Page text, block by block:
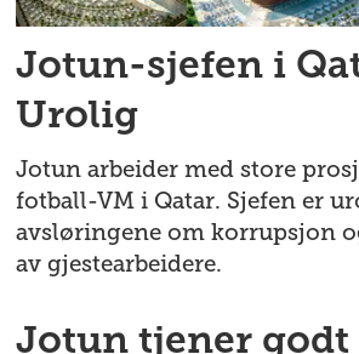
Jotun-sjefen i
Urolig
Jotun arbeider med store
fotball-VM i Qatar. Sjefen er
avsløringene om korrupsjon
av gjestearbeidere.
Jotun tjener godt